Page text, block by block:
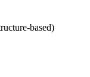
based)